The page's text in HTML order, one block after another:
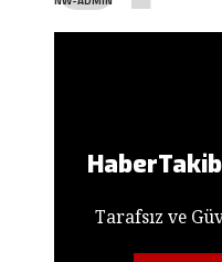
Tarafsız ve